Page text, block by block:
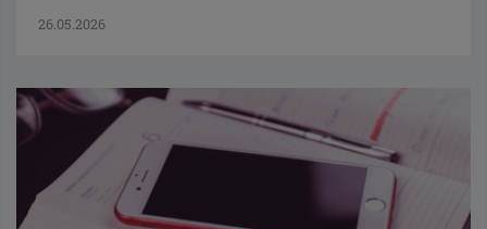
26.05.2026